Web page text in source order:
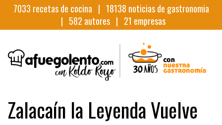
7033 recetas de cocina | 18138 noticias de gastronomia
| 582 autores | 21 empresas
Zalacaín la Leyenda Vuelve